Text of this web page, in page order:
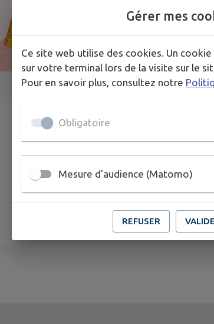
Gérer mes
Ce site web utilise des cookies. Un
sur votre terminal lors de la visite sur le
Pour en savoir plus, consultez notre
Obligatoire
Mesure d'audience (Matomo)
REFUSER